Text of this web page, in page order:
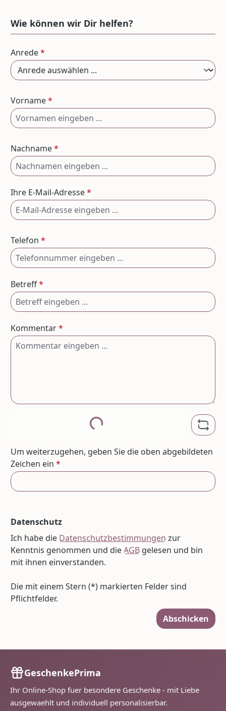
Wie können wir Dir helfen?
Anrede*
Vorname*
Nachname*
Ihre E-Mail-Adresse*
Telefon *
Betreff*
Kommentar*
Loading...
Um weiterzugehen, geben Sie die oben abgebildeten
Zeichen ein *
Datenschutz
Ich habe die Datenschutzbestimmungen zur
Kenntnis genommen und die AGB gelesen und bin
mit ihnen einverstanden.
Die mit einem Stern (*) markierten Felder sind
Pflichtfelder.
Abschicken
GeschenkePrima
Ihr Online-Shop fuer besondere Geschenke - mit Liebe
ausgewaehlt und individuell personalisierbar.